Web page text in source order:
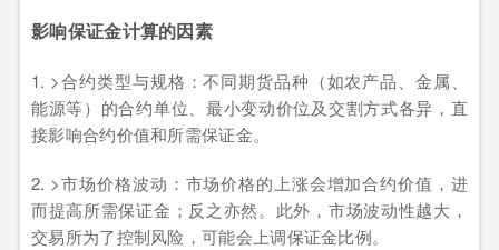
影响保证金计算的因素
1. >合约类型与规格：不同期货品种（如农产品、金属、
能源等）的合约单位、最小变动价位及交割方式各异，直
接影响合约价值和所需保证金。
2. >市场价格波动：市场价格的上涨会增加合约价值，进
而提高所需保证金；反之亦然。此外，市场波动性越大，
交易所为了控制风险，可能会上调保证金比例。